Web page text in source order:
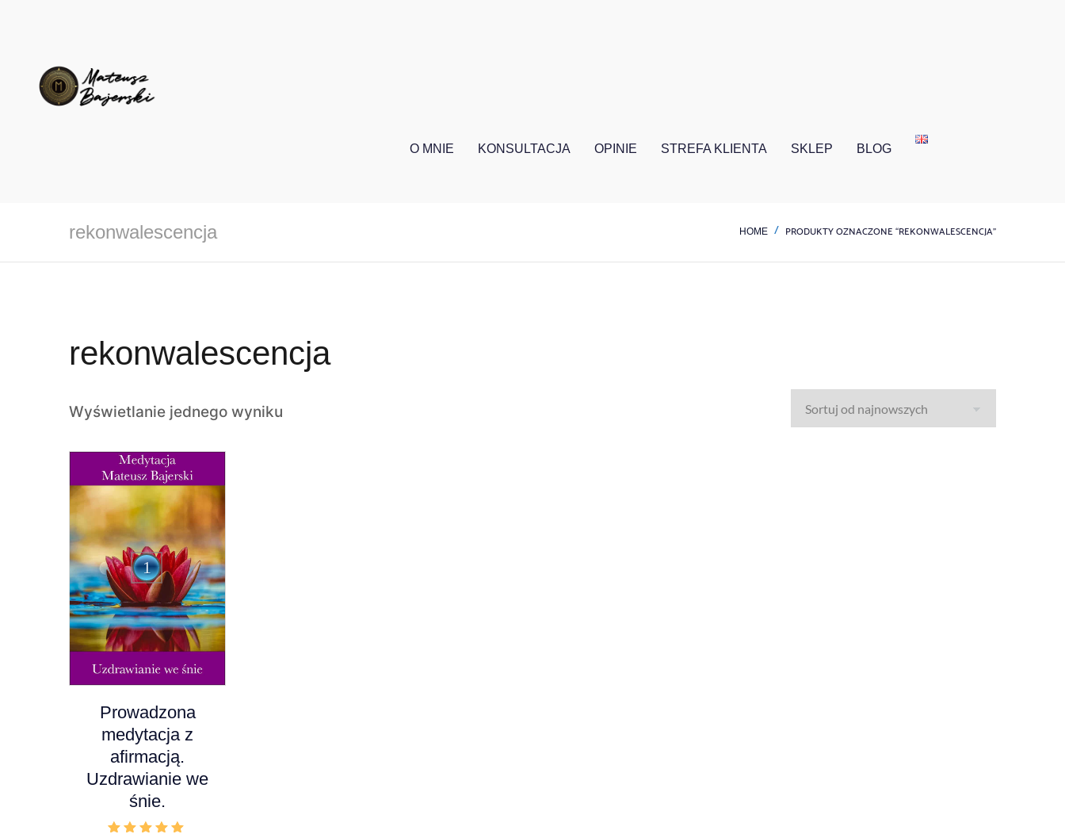
O MNIE KONSULTACJA OPINIE STREFA KLIENTA SKLEP BLOG
rekonwalescencja HOME PRODUKTY OZNACZONE “REKONWALESCENCJA”
rekonwalescencja
Wyświetlanie jednego wyniku
A
u
d
i
o
P
Prowadzona
medytacja z
afirmacją.
Uzdrawianie we
śnie.